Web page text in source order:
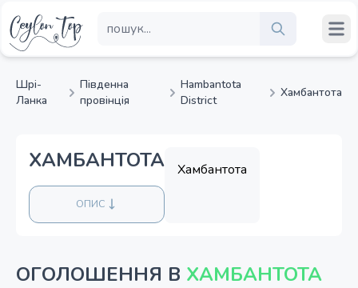
Шрі-
Ланка
Південна
провінція
Hambantota
District
Хамбантота
ХАМБАНТОТА
ОПИС
Хамбантота
ОГОЛОШЕННЯ В ХАМБАНТОТА